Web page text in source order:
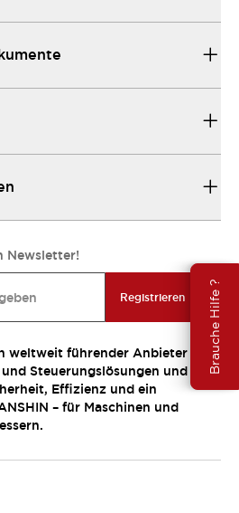
Brauche Hilfe ?
Newsletter!
Registrieren
weltweit führender Anbieter
Steuerungslösungen und
Effizienz und ein
– für Maschinen und